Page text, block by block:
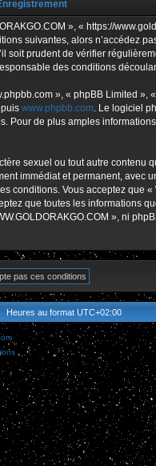
», « https://
suivantes, alors n’accédez
prudent de vérifier
des conditions
», « phpBB Limited »,
www.phpbb.com . Le logiciel
Pour de plus amples
sexuel ou tout autre contenu
immédiat et permanent, avec
Vous acceptez que
que toutes les informations
», ni
Heures au format UTC+02:00